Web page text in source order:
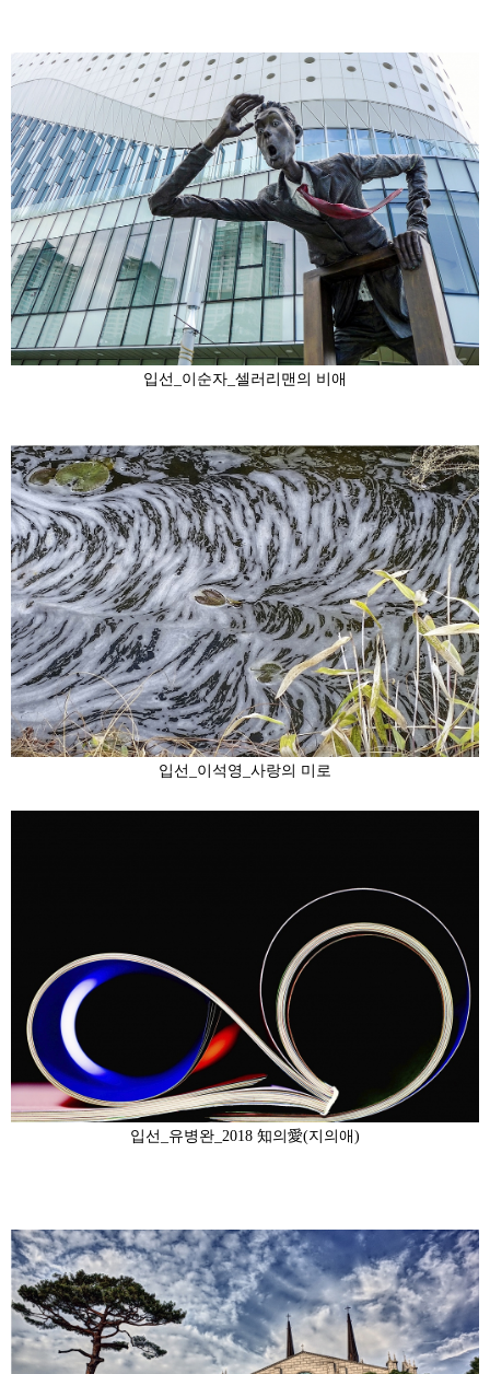
입선_이순자_셀러리맨의 비애
입선_이석영_사랑의 미로
입선_유병완_2018 知의愛(지의애)